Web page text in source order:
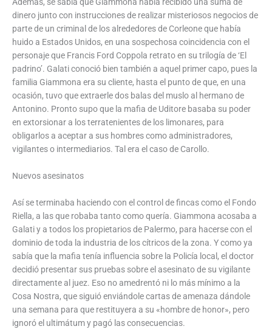
Además, se sabía que Giammona había recibido una suma de
dinero junto con instrucciones de realizar misteriosos negocios de
parte de un criminal de los alrededores de Corleone que había
huido a Estados Unidos, en una sospechosa coincidencia con el
personaje que Francis Ford Coppola retrato en su trilogía de ‘El
padrino’. Galati conoció bien también a aquel primer capo, pues la
familia Giammona era su cliente, hasta el punto de que, en una
ocasión, tuvo que extraerle dos balas del muslo al hermano de
Antonino. Pronto supo que la mafia de Uditore basaba su poder
en extorsionar a los terratenientes de los limonares, para
obligarlos a aceptar a sus hombres como administradores,
vigilantes o intermediarios. Tal era el caso de Carollo.
Nuevos asesinatos
Así se terminaba haciendo con el control de fincas como el Fondo
Riella, a las que robaba tanto como quería. Giammona acosaba a
Galati y a todos los propietarios de Palermo, para hacerse con el
dominio de toda la industria de los cítricos de la zona. Y como ya
sabía que la mafia tenía influencia sobre la Policía local, el doctor
decidió presentar sus pruebas sobre el asesinato de su vigilante
directamente al juez. Eso no amedrentó ni lo más mínimo a la
Cosa Nostra, que siguió enviándole cartas de amenaza dándole
una semana para que restituyera a su «hombre de honor», pero
ignoró el ultimátum y pagó las consecuencias.